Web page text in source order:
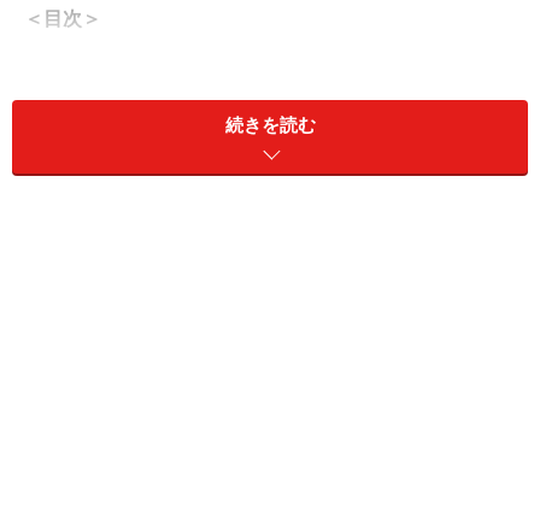
＜目次＞
Appreciation
相手が出張で訪問してくれたときのお礼メール返信
文例
続きを読む